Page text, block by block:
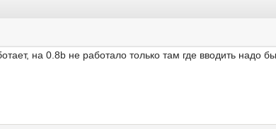
на 0.8b не работало только там где вводить надо